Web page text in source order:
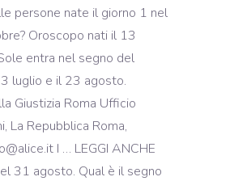
persone nate il giorno 1 nel
Oroscopo nati il 13
entra nel segno del
luglio e il 23 agosto.
Giustizia Roma Ufficio
La Repubblica Roma,
I … LEGGI ANCHE
31 agosto. Qual è il segno